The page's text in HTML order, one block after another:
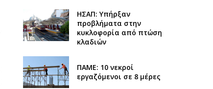
ΗΣΑΠ: Υπήρξαν
προβλήματα στην
κυκλοφορία από πτώση
κλαδιών
ΠΑΜΕ: 10 νεκροί
εργαζόμενοι σε 8 μέρες